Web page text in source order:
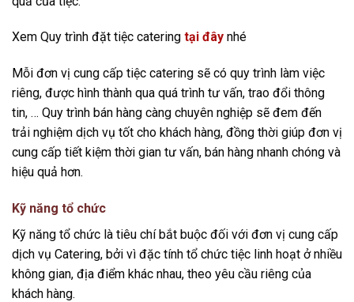
Xem Quy trình đặt tiệc catering tại đây nhé
Mỗi đơn vị cung cấp tiệc catering sẽ có quy trình làm việc
riêng, được hình thành qua quá trình tư vấn, trao đổi thông
tin, … Quy trình bán hàng càng chuyên nghiệp sẽ đem đến
trải nghiệm dịch vụ tốt cho khách hàng, đồng thời giúp đơn vị
cung cấp tiết kiệm thời gian tư vấn, bán hàng nhanh chóng và
hiệu quả hơn.
Kỹ năng tổ chức
Kỹ năng tổ chức là tiêu chí bắt buộc đối với đơn vị cung cấp
dịch vụ Catering, bởi vì đặc tính tổ chức tiệc linh hoạt ở nhiều
không gian, địa điểm khác nhau, theo yêu cầu riêng của
khách hàng.